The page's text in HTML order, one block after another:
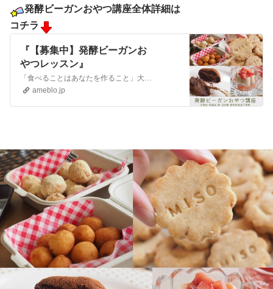
発酵ビーガンおやつ講座全体詳細は
コチラ
『【募集中】発酵ビーガンお
やつレッスン』
「食べることはあなたを作ること」大切な人の健康と笑顔と未来を毎日の食事でサポートしたいあなたへ 野菜ソムリエ協会認定料理教室【和歌山】キッチンサロン『ナチュ…
ameblo.jp